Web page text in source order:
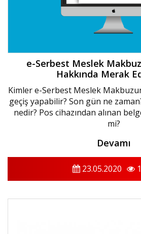
e-Serbest Meslek
Hakkında Merak
Kimler e-Serbest Meslek
geçiş yapabilir? Son gün ne
nedir? Pos cihazından alınan
mi?
Devamı
23.05.2020